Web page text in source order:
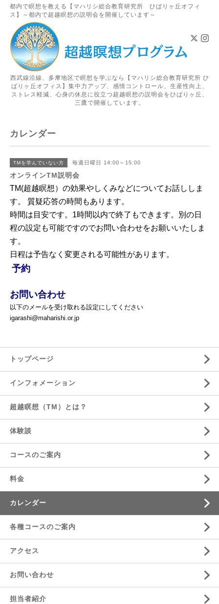
都内で瞑想を教える【マハリシ総合教育研究所 ひばりヶ丘オフィ
ス】～都内で超越瞑想の説明会を開催しています～
西武線沿線、多摩地区で瞑想を学ぶなら【マハリシ総合教育研究所 ひ
ばりヶ丘オフィス】集中力アップ、感情コントロール、生産性向上、
ストレス軽減、心身の休息に役立つ超越瞑想の説明会をひばりヶ丘、
三鷹で開催しています。
カレンダー
TMを学んでいない方 毎週日曜日 14:00～15:00
オンラインTM説明会
TM(超越瞑想）の効果やしくみなどについてお話ししま
す。 質疑応答の時間もあります。
時間は目安です。1時間以内で終了もできます。別の日
程の設定も可能ですのでお問い合わせをお願いいたしま
す。
日程は予告なく変更される可能性があります。
予約
お問い合わせ
以下のメールを受け取れる設定にしてください
igarashi@maharishi.or.jp
トップページ
インフォメーション
超越瞑想（TM）とは？
体験談
コースのご案内
料金
カレンダー
各種コースのご案内
アクセス
お問い合わせ
担当者紹介